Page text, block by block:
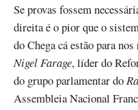
Se provas fossem
direita é o pior que o
do Chega cá estão para
Nigel Farage, líder do
do grupo parlamentar do
Assembleia Nacional